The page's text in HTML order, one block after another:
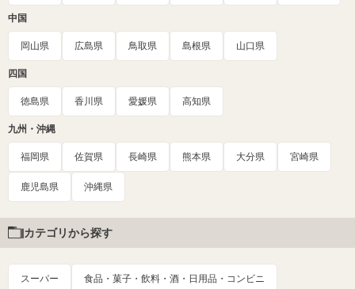
中国
岡山県 広島県 鳥取県 島根県 山口県
四国
徳島県 香川県 愛媛県 高知県
九州・沖縄
福岡県 佐賀県 長崎県 熊本県 大分県 宮崎県
鹿児島県 沖縄県
カテゴリから探す
スーパー 食品・菓子・飲料・酒・日用品・コンビニ